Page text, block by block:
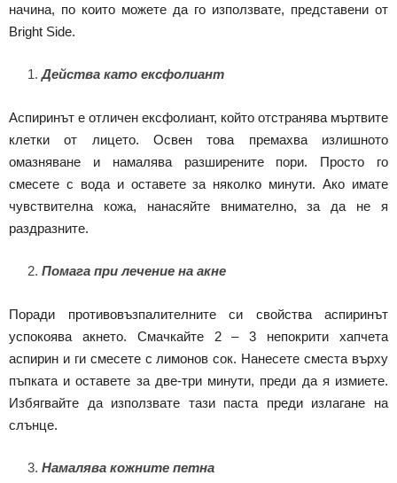
начина, по които можете да го използвате, представени от
Bright Side.
Действа като ексфолиант
Аспиринът е отличен ексфолиант, който отстранява мъртвите
клетки от лицето. Освен това премахва излишното
омазняване и намалява разширените пори. Просто го
смесете с вода и оставете за няколко минути. Ако имате
чувствителна кожа, нанасяйте внимателно, за да не я
раздразните.
Помага при лечение на акне
Поради противовъзпалителните си свойства аспиринът
успокоява акнето. Смачкайте 2 – 3 непокрити хапчета
аспирин и ги смесете с лимонов сок. Нанесете сместа върху
пъпката и оставете за две-три минути, преди да я измиете.
Избягвайте да използвате тази паста преди излагане на
слънце.
Намалява кожните петна